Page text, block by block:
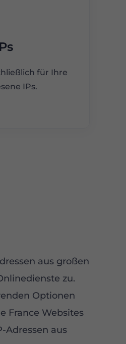
für Ihre
IPs.
aus großen
zu.
Optionen
France Websites
Adressen aus